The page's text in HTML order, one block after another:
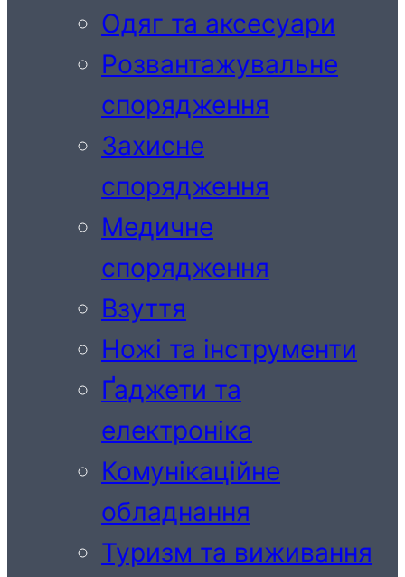
Одяг та аксесуари
Розвантажувальне
спорядження
Захисне
спорядження
Медичне
спорядження
Взуття
Ножі та інструменти
Ґаджети та
електроніка
Комунікаційне
обладнання
Туризм та виживання